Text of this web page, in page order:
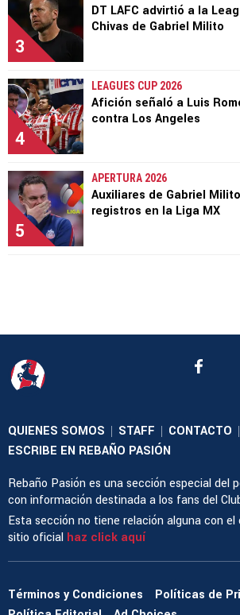
3
DT LAFC advirtió a la
Chivas de Gabriel Milito
4
LEAGUES CUP 2026
Afición señaló a Luis
contra Los Angeles
5
APERTURA 2026
Auxiliares de Gabriel
registros en la Liga MX
QUIENES SOMOS | STAFF | CONTACTO |
ESCRIBE EN REBAÑO PASIÓN
Rebaño Pasión es una sección especial del
con información destinada a los fans del
Esta sección no tiene relación alguna con
sitio oficial haz click aquí
Términos y Condiciones
Políticas de